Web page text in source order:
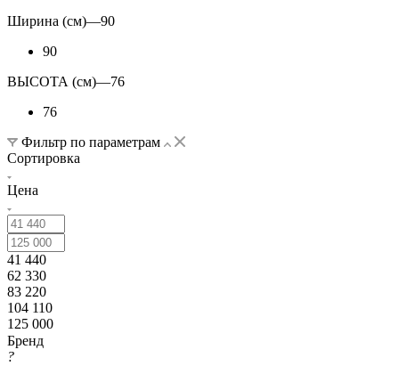
Ширина (см)—90
90
ВЫСОТА (см)—76
76
Фильтр по параметрам
Сортировка
Цена
41 440
62 330
83 220
104 110
125 000
Бренд
?